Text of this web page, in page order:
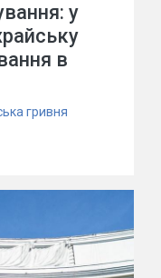
у
в
гривня